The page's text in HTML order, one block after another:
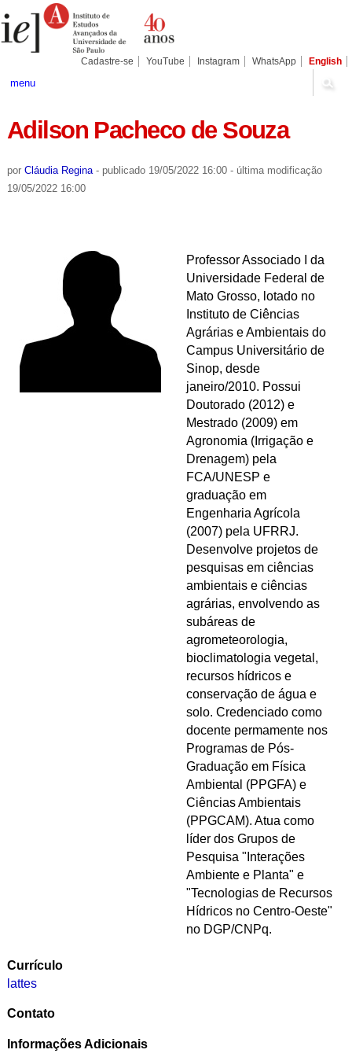
para
conteúdo.
Pessoais
Cadastre-se YouTube Instagram WhatsApp English
menu
Adilson Pacheco de Souza
por Cláudia Regina - publicado19/05/2022 16:00 - última modificação
19/05/2022 16:00
Professor Associado I da
Universidade Federal de
Mato Grosso, lotado no
Instituto de Ciências
Agrárias e Ambientais do
Campus Universitário de
Sinop, desde
janeiro/2010. Possui
Doutorado (2012) e
Mestrado (2009) em
Agronomia (Irrigação e
Drenagem) pela
FCA/UNESP e
graduação em
Engenharia Agrícola
(2007) pela UFRRJ.
Desenvolve projetos de
pesquisas em ciências
ambientais e ciências
agrárias, envolvendo as
subáreas de
agrometeorologia,
bioclimatologia vegetal,
recursos hídricos e
conservação de água e
solo. Credenciado como
docente permamente nos
Programas de Pós-
Graduação em Física
Ambiental (PPGFA) e
Ciências Ambientais
(PPGCAM). Atua como
líder dos Grupos de
Pesquisa "Interações
Ambiente e Planta" e
"Tecnologias de Recursos
Hídricos no Centro-Oeste"
no DGP/CNPq.
Currículo
lattes
Contato
Informações Adicionais